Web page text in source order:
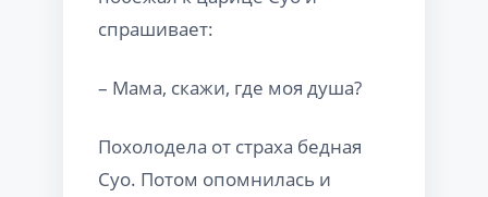
спрашивает:
– Мама, скажи, где моя душа?
Похолодела от страха бедная
Суо. Потом опомнилась и